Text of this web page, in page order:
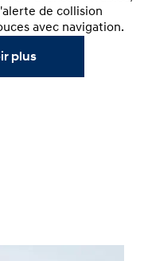
de collision
avec navigation.
plus